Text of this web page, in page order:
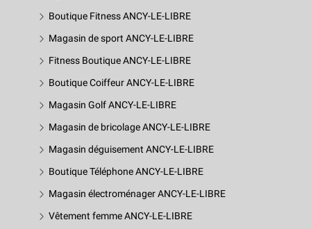
Boutique Fitness ANCY-LE-LIBRE
Magasin de sport ANCY-LE-LIBRE
Fitness Boutique ANCY-LE-LIBRE
Boutique Coiffeur ANCY-LE-LIBRE
Magasin Golf ANCY-LE-LIBRE
Magasin de bricolage ANCY-LE-LIBRE
Magasin déguisement ANCY-LE-LIBRE
Boutique Téléphone ANCY-LE-LIBRE
Magasin électroménager ANCY-LE-LIBRE
Vêtement femme ANCY-LE-LIBRE